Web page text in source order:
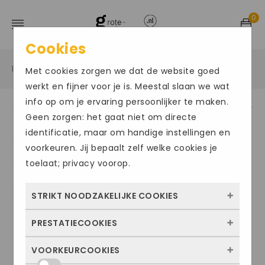
0
Home / Grote maten damesschoenen / Sneakers
ACTIE
Cookies
Met cookies zorgen we dat de website goed
werkt en fijner voor je is. Meestal slaan we wat
info op om je ervaring persoonlijker te maken.
Geen zorgen: het gaat niet om directe
identificatie, maar om handige instellingen en
voorkeuren. Jij bepaalt zelf welke cookies je
toelaat; privacy voorop.
STRIKT NOODZAKELIJKE COOKIES
Deze cookies zorgen ervoor dat de website
kunnen niet worden uitgezet. Meestal
PRESTATIECOOKIES
Met deze cookies zien we hoe vaak onze
VOORKEURCOOKIES